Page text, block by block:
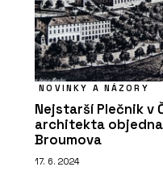
NOVINKY A NÁZORY
Nejstarší Plečnik v
architekta
Broumova
17. 6. 2024